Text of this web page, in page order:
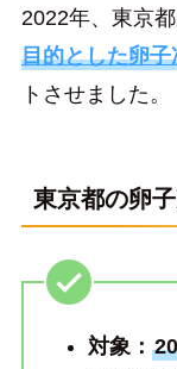
2022年、東京
目的とした卵
トさせました。
東京都の卵
対象：